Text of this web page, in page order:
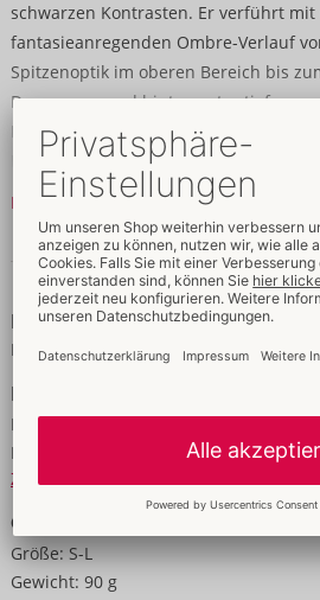
schwarzen Kontrasten. Er verführt mit
fantasieanregenden Ombre-Verlauf
Spitzenoptik im oberen Bereich bis
Dazu vorne und hinten extra tief
Dekolleté mit Verbindungssteg.
Bindeschleifen, die individuell
können. Extra hohe Beinausschnitte
verführerisch in Szene. Rundum
Tragekomfort.
94% Polyamid, 6% Elasthan.
Mehr lesen
Daten &
Eigenschaften
Für Frauen
Daten
Farbe: weiß
Material:
94% Polyamid, 6% Elasthan
Zur Materialkunde
Größe
Größe: S-L
Gewicht: 90 g